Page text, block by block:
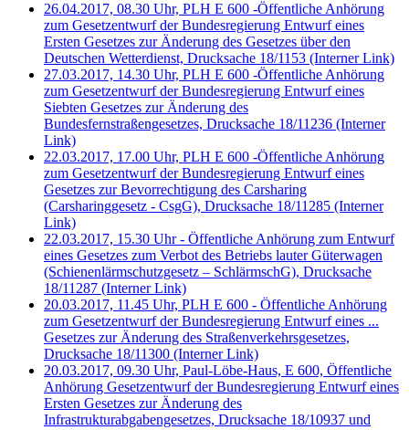
26.04.2017, 08.30 Uhr, PLH E 600 -Öffentliche Anhörung
zum Gesetzentwurf der Bundesregierung Entwurf eines
Ersten Gesetzes zur Änderung des Gesetzes über den
Deutschen Wetterdienst, Drucksache 18/1153 (Interner Link)
27.03.2017, 14.30 Uhr, PLH E 600 -Öffentliche Anhörung
zum Gesetzentwurf der Bundesregierung Entwurf eines
Siebten Gesetzes zur Änderung des
Bundesfernstraßengesetzes, Drucksache 18/11236 (Interner
Link)
22.03.2017, 17.00 Uhr, PLH E 600 -Öffentliche Anhörung
zum Gesetzentwurf der Bundesregierung Entwurf eines
Gesetzes zur Bevorrechtigung des Carsharing
(Carsharinggesetz - CsgG), Drucksache 18/11285 (Interner
Link)
22.03.2017, 15.30 Uhr - Öffentliche Anhörung zum Entwurf
eines Gesetzes zum Verbot des Betriebs lauter Güterwagen
(Schienenlärmschutzgesetz – SchlärmschG), Drucksache
18/11287 (Interner Link)
20.03.2017, 11.45 Uhr, PLH E 600 - Öffentliche Anhörung
zum Gesetzentwurf der Bundesregierung Entwurf eines ...
Gesetzes zur Änderung des Straßenverkehrsgesetzes,
Drucksache 18/11300 (Interner Link)
20.03.2017, 09.30 Uhr, Paul-Löbe-Haus, E 600, Öffentliche
Anhörung Gesetzentwurf der Bundesregierung Entwurf eines
Ersten Gesetzes zur Änderung des
Infrastrukturabgabengesetzes, Drucksache 18/10937 und